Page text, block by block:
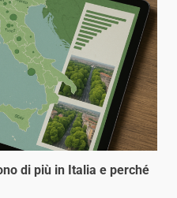
di più in Italia e perché